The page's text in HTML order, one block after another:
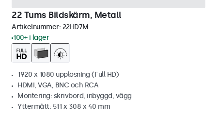
22 Tums Bildskärm, Metall
Artikelnummer: 22HD7M
100+ i lager
1920 x 1080 upplösning (Full HD)
HDMI, VGA, BNC och RCA
Montering: skrivbord, inbyggd, vägg
Yttermått: 511 x 308 x 40 mm